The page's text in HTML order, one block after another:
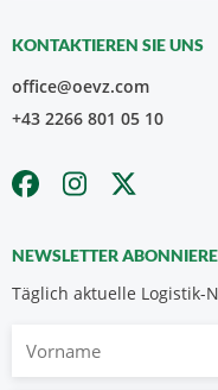
KONTAKTIEREN SIE UNS
office@oevz.com
+43 2266 801 05 10
NEWSLETTER
Täglich aktuelle Logistik-